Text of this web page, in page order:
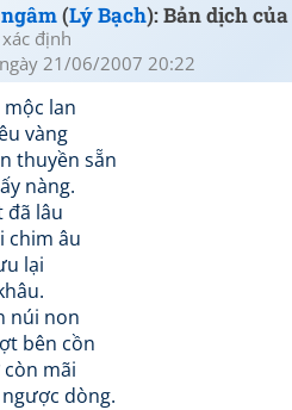
(Lý Bạch): Bản dịch của
định
ngày 21/06/2007 20:22
lan
vàng
thuyền sẵn
nàng.
đã lâu
chim âu
lại
núi non
bên cồn
mãi
dòng.